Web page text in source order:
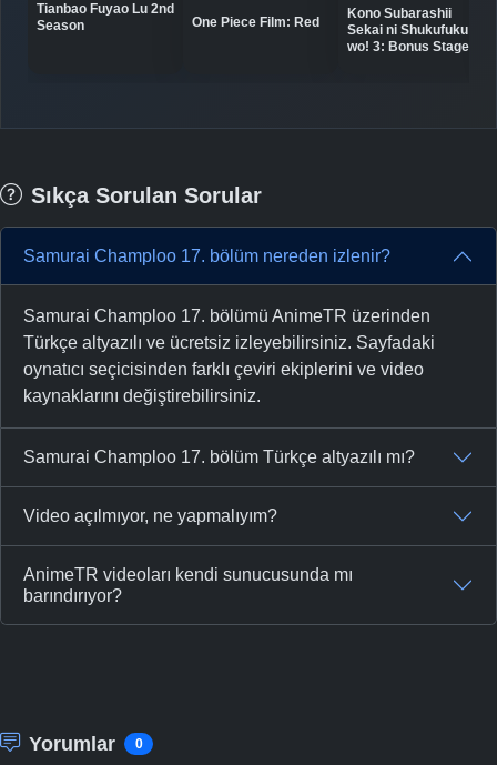
Tianbao Fuyao Lu 2nd
Season
One Piece Film: Red
Kono Subarashii
Sekai ni Shukufuku
wo! 3: Bonus Stage
Sıkça Sorulan Sorular
Samurai Champloo 17. bölüm nereden izlenir?
Samurai Champloo 17. bölümü AnimeTR üzerinden
Türkçe altyazılı ve ücretsiz izleyebilirsiniz. Sayfadaki
oynatıcı seçicisinden farklı çeviri ekiplerini ve video
kaynaklarını değiştirebilirsiniz.
Samurai Champloo 17. bölüm Türkçe altyazılı mı?
Video açılmıyor, ne yapmalıyım?
AnimeTR videoları kendi sunucusunda mı
barındırıyor?
Yorumlar 0